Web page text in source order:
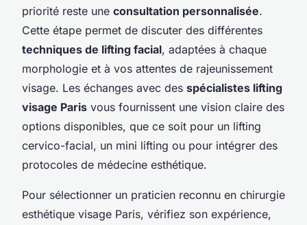
priorité reste une consultation personnalisée.
Cette étape permet de discuter des différentes
techniques de lifting facial, adaptées à chaque
morphologie et à vos attentes de rajeunissement
visage. Les échanges avec des spécialistes lifting
visage Paris vous fournissent une vision claire des
options disponibles, que ce soit pour un lifting
cervico-facial, un mini lifting ou pour intégrer des
protocoles de médecine esthétique.
Pour sélectionner un praticien reconnu en chirurgie
esthétique visage Paris, vérifiez son expérience,